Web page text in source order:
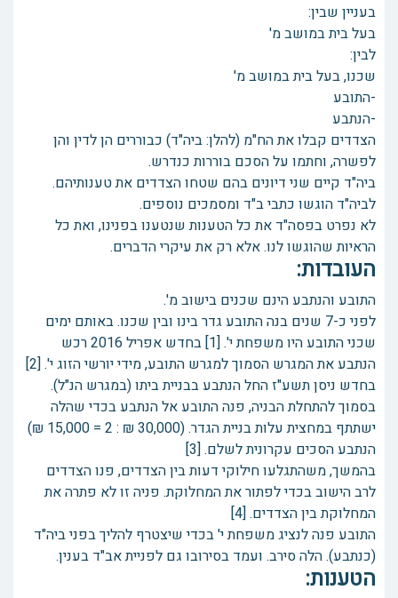
בעניין שבין:
בעל בית במושב מ'
לבין:
שכנו, בעל בית במושב מ'
-התובע
-הנתבע
הצדדים קבלו את הח"מ (להלן: ביה"ד) כבוררים הן לדין והן
לפשרה, וחתמו על הסכם בוררות כנדרש.
ביה"ד קיים שני דיונים בהם שטחו הצדדים את טענותיהם.
לביה"ד הוגשו כתבי ב"ד ומסמכים נוספים.
לא נפרט בפסה"ד את כל הטענות שנטענו בפנינו, ואת כל
הראיות שהוגשו לנו. אלא רק את עיקרי הדברים.
העובדות:
התובע והנתבע הינם שכנים בישוב מ'.
לפני כ-7 שנים בנה התובע גדר בינו ובין שכנו. באותם ימים
שכני התובע היו משפחת י'. [1] בחדש אפריל 2016 רכש
הנתבע את המגרש הסמוך למגרש התובע, מידי יורשי הזוג י'. [2]
בחדש ניסן תשע"ז החל הנתבע בבניית ביתו (במגרש הנ"ל).
בסמוך להתחלת הבניה, פנה התובע אל הנתבע בכדי שהלה
ישתתף במחצית עלות בניית הגדר. (30,000 ₪ : 2 = 15,000 ₪)
הנתבע הסכים עקרונית לשלם. [3]
בהמשך, משהתגלעו חילוקי דעות בין הצדדים, פנו הצדדים
לרב הישוב בכדי לפתור את המחלוקת. פניה זו לא פתרה את
המחלוקת בין הצדדים. [4]
התובע פנה לנציג משפחת י' בכדי שיצטרף להליך בפני ביה"ד
(כנתבע). הלה סירב. ועמד בסירובו גם לפניית אב"ד בענין.
הטענות: